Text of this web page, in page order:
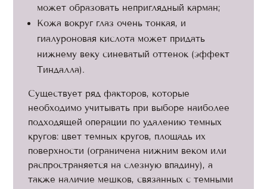
может образовать неприглядный карман;
Кожа вокруг глаз очень тонкая, и
гиалуроновая кислота может придать
нижнему веку синеватый оттенок (эффект
Тиндалла).
Существует ряд факторов, которые
необходимо учитывать при выборе наиболее
подходящей операции по удалению темных
кругов: цвет темных кругов, площадь их
поверхности (ограничена нижним веком или
распространяется на слезную впадину), а
также наличие мешков, связанных с темными